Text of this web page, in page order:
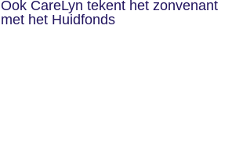
Ook CareLyn tekent het zonvenant
met het Huidfonds